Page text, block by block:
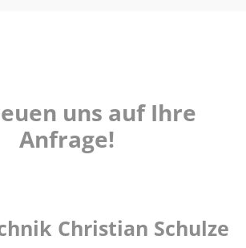
uns auf Ihre
Anfrage!
Christian Schulze